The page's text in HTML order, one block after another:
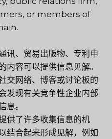
or members of
讯、贸易出版物、专利申
内容可以提供信息见解。
交网络、博客或讨论板的
发现有关竞争性企业内部
息。
供了许多收集信息的机
结合起来形成见解，例如